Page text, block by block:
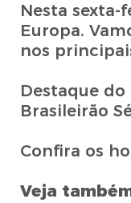
Nesta
Europa.
nos
Destaque
Brasileirão
Confira os
Veja